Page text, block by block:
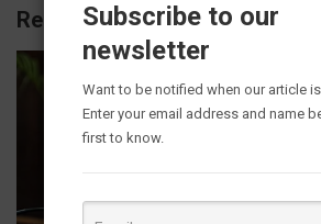
Related Posts
Subscribe to our
newsletter
Want to be notified when our article
Enter your email address and name
first to know.